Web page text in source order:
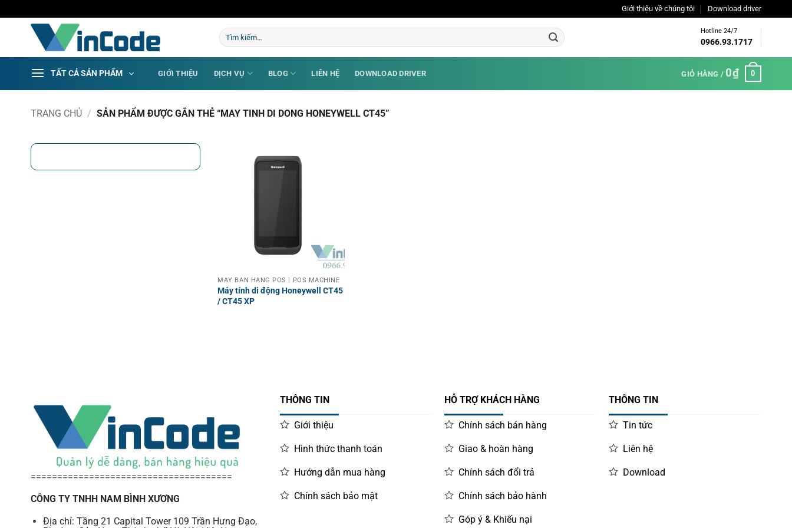
qua
Giới thiệu về chúng tôi Download driver
Tìm
kiếm:
Hotline 24/7
0966.93.1717
TẤT CẢ SẢN PHẨM GIỚI THIỆU DỊCH VỤ BLOG LIÊN HỆ DOWNLOAD DRIVER GIỎ HÀNG / 0₫ 0
TRANG CHỦ / SẢN PHẨM ĐƯỢC GẮN THẺ “MAY TINH DI DONG HONEYWELL CT45”
MÁY BÁN HÀNG POS | POS MACHINE
Máy tính di động Honeywell CT45
/ CT45 XP
======================================
CÔNG TY TNHH NAM BÌNH XƯƠNG
Địa chỉ: Tầng 21 Capital Tower 109 Trần Hưng Đạo,
THÔNG TIN
Giới thiệu
Hình thức thanh toán
Hướng dẫn mua hàng
Chính sách bảo mật
HỖ TRỢ KHÁCH HÀNG
Chính sách bán hàng
Giao & hoàn hàng
Chính sách đổi trả
Chính sách bảo hành
Góp ý & Khiếu nại
THÔNG TIN
Tin tức
Liên hệ
Download